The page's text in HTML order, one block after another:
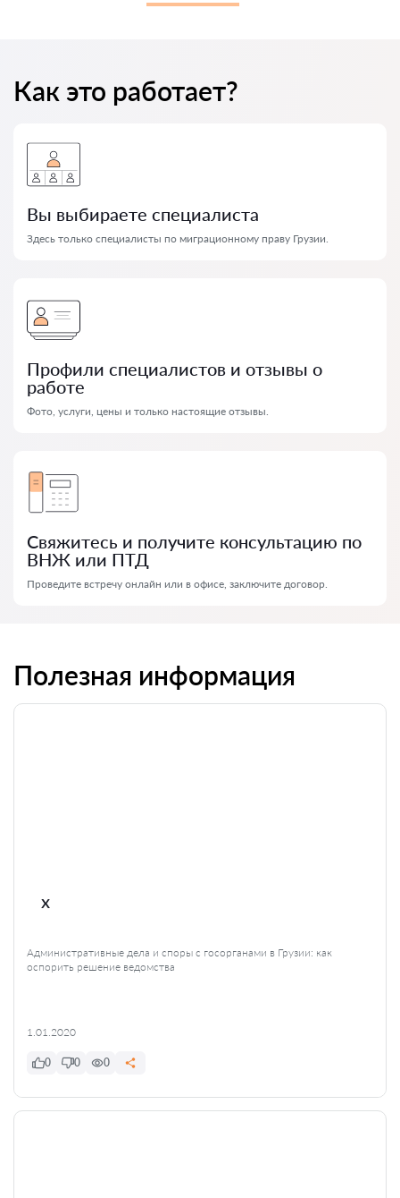
Как это работает?
Вы выбираете специалиста
Здесь только специалисты по миграционному праву Грузии.
Профили специалистов и отзывы о
работе
Фото, услуги, цены и только настоящие отзывы.
Свяжитесь и получите консультацию по
ВНЖ или ПТД
Проведите встречу онлайн или в офисе, заключите договор.
Полезная информация
x
Административные дела и споры с госорганами в Грузии: как
оспорить решение ведомства
1.01.2020
0 0 0